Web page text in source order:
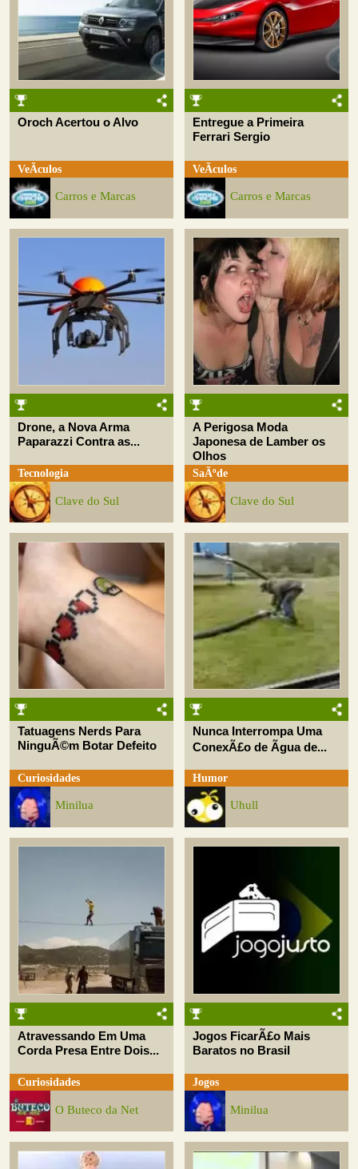
Oroch Acertou o Alvo
VeÃ­culos
Carros e Marcas
Entregue a Primeira
Ferrari Sergio
VeÃ­culos
Carros e Marcas
Drone, a Nova Arma
Paparazzi Contra as...
Tecnologia
Clave do Sul
A Perigosa Moda
Japonesa de Lamber os
Olhos
SaÃºde
Clave do Sul
Tatuagens Nerds Para
NinguÃ©m Botar Defeito
Curiosidades
Minilua
Nunca Interrompa Uma
ConexÃ£o de Ãgua de...
Humor
Uhull
Atravessando Em Uma
Corda Presa Entre Dois...
Curiosidades
O Buteco da Net
Jogos FicarÃ£o Mais
Baratos no Brasil
Jogos
Minilua